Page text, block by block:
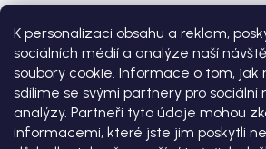
K personalizaci obsahu a reklam,
sociálních médií a analýze naší
soubory cookie. Informace o tom, jak
sdílíme se svými partnery pro sociální
analýzy. Partneři tyto údaje mohou
informacemi, které jste jim poskytli